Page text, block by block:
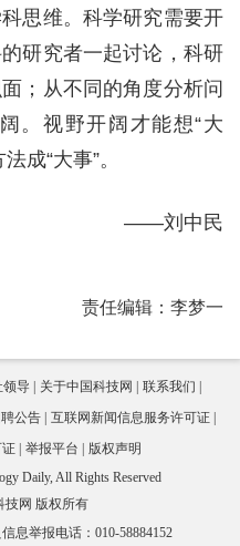
思维。科学研究需要开
研究者一起讨论，科研
；从不同的角度分析问
。视野开阔才能想“大
成“大事”。
——刘中民
责任编辑：李梦一
领导 关于中国科技网
联系我们
公告
互联网新闻信息服务许可证
举报平台
版权声明
Daily, All Rights Reserved
技网 版权所有
息举报电话：010-58884152